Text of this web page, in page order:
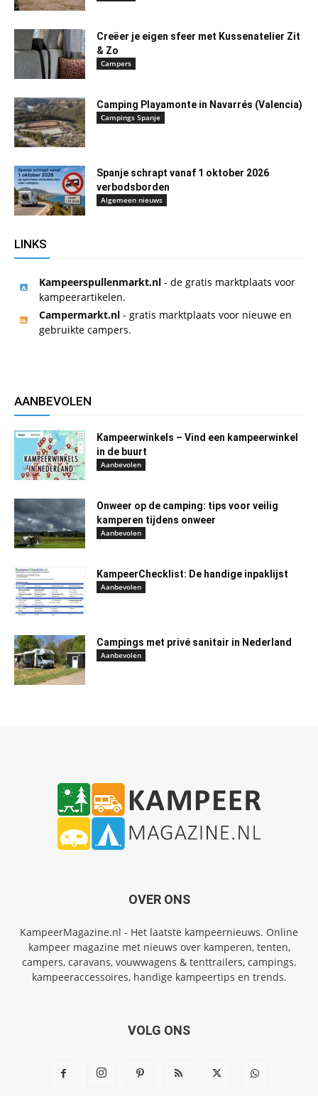
Creëer je eigen sfeer met Kussenatelier Zit
& Zo
Campers
Camping Playamonte in Navarrés (Valencia)
Campings Spanje
Spanje schrapt vanaf 1 oktober 2026
verbodsborden
Algemeen nieuws
LINKS
Kampeerspullenmarkt.nl - de gratis marktplaats voor
kampeerartikelen.
Campermarkt.nl - gratis marktplaats voor nieuwe en
gebruikte campers.
AANBEVOLEN
Kampeerwinkels – Vind een kampeerwinkel
in de buurt
Aanbevolen
Onweer op de camping: tips voor veilig
kamperen tijdens onweer
Aanbevolen
KampeerChecklist: De handige inpaklijst
Aanbevolen
Campings met privé sanitair in Nederland
Aanbevolen
OVER ONS
KampeerMagazine.nl - Het laatste kampeernieuws. Online
kampeer magazine met nieuws over kamperen, tenten,
campers, caravans, vouwwagens & tenttrailers, campings,
kampeeraccessoires, handige kampeertips en trends.
VOLG ONS